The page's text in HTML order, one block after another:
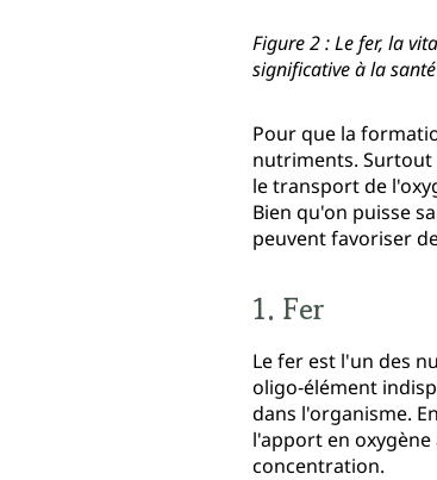
Figure 2 : Le fer, la
significative à la
Pour que la
nutriments. Surtout
le transport de
Bien qu'on puisse
peuvent favoriser
1. Fer
Le fer est l'un des
oligo‑élément
dans l'organisme.
l'apport en
concentration.